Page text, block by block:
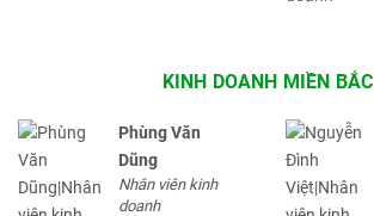
KINH DOANH MIỀN BẮC
Phùng Văn
Dũng
Nhân viên kinh
doanh